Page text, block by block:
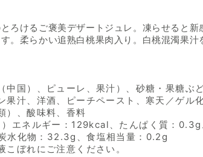
ろけるご褒美デザートジュレ。凍らせると新
。柔らかい追熟白桃果肉入り。白桃混濁果汁
中国）、ピューレ、果汁）、砂糖・果糖ぶ
果汁、洋酒、ピーチペースト、寒天／ゲル
）、酸味料、香料
）エネルギー：129kcal、たんぱく質：0.3g
水化物：32.3g、食塩相当量：0.2g
こぼれにご注意ください。